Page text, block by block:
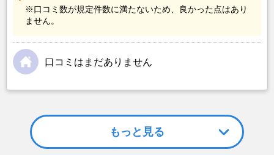
※口コミ数が規定件数に満たないため、良かった点はあり
ません。
口コミはまだありません
もっと見る